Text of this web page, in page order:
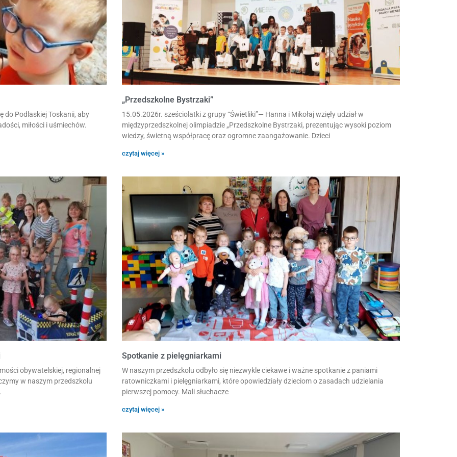
do Podlaskiej Toskanii, aby
miłości i uśmiechów.
„Przedszkolne Bystrzaki”
15.05.2026r. sześciolatki z grupy “Świetliki”— Hanna i Mikołaj wzięły udział w
międzyprzedszkolnej olimpiadzie „Przedszkolne Bystrzaki, prezentując wysoki poziom
wiedzy, świetną współpracę oraz ogromne zaangażowanie. Dzieci
czytaj więcej »
obywatelskiej, regionalnej
w naszym przedszkolu
Spotkanie z pielęgniarkami
W naszym przedszkolu odbyło się niezwykle ciekawe i ważne spotkanie z paniami
ratowniczkami i pielęgniarkami, które opowiedziały dzieciom o zasadach udzielania
pierwszej pomocy. Mali słuchacze
czytaj więcej »